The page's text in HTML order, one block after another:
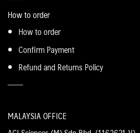
MALAYSIA OFFICE
How to order
How to order
Confirm Payment
Refund and Returns Policy